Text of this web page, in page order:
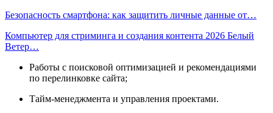
Безопасность смартфона: как защитить личные данные от…
Компьютер для стриминга и создания контента 2026 Белый
Ветер…
Работы с поисковой оптимизацией и рекомендациями
по перелинковке сайта;
Тайм-менеджмента и управления проектами.